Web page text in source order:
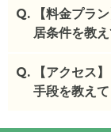
ココファン浜
きます。
ココファン浜
・入居者に温
た病院との連
Q.
【料金プラ
居条件を教
ココファン浜
りです。
・月額費用が
Q.
【アクセス
手段を教え